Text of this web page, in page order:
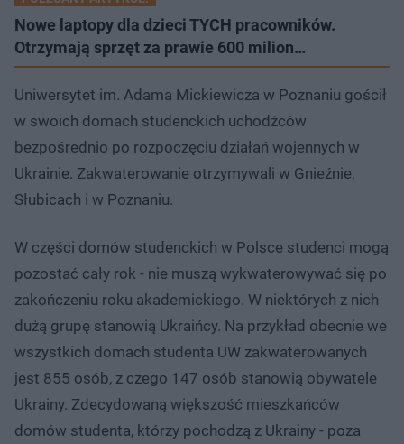
Nowe laptopy dla dzieci TYCH pracowników.
Otrzymają sprzęt za prawie 600 milion…
Uniwersytet im. Adama Mickiewicza w Poznaniu gościł
w swoich domach studenckich uchodźców
bezpośrednio po rozpoczęciu działań wojennych w
Ukrainie. Zakwaterowanie otrzymywali w Gnieźnie,
Słubicach i w Poznaniu.
W części domów studenckich w Polsce studenci mogą
pozostać cały rok - nie muszą wykwaterowywać się po
zakończeniu roku akademickiego. W niektórych z nich
dużą grupę stanowią Ukraińcy. Na przykład obecnie we
wszystkich domach studenta UW zakwaterowanych
jest 855 osób, z czego 147 osób stanowią obywatele
Ukrainy. Zdecydowaną większość mieszkańców
domów studenta, którzy pochodzą z Ukrainy - poza